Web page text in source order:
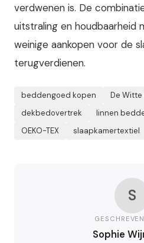
verdwenen is. De
uitstraling en houdbaarheid
weinige aankopen voor de
terugverdienen.
beddengoed kopen
De
dekbedovertrek
linnen
OEKO-TEX
slaapkamertextiel
S
Sophie